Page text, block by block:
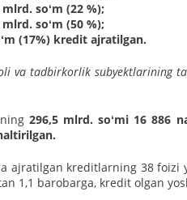
soʻm (22 %);
soʻm (50 %);
(17%) kredit ajratilgan.
va tadbirkorlik subyektlarining
296,5 mlrd. soʻmi 16 886
ajratilgan kreditlarning 38 foizi
1,1 barobarga, kredit olgan